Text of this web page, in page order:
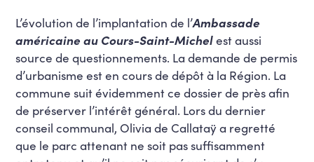
L’évolution de l’implantation de l’Ambassade
américaine au Cours-Saint-Michelest aussi
source de questionnements. La demande de permis
d’urbanisme est en cours de dépôt à la Région. La
commune suit évidemment ce dossier de près afin
de préserver l’intérêt général. Lors du dernier
conseil communal, Olivia de Callataÿ a regretté
que le parc attenant ne soit pas suffisamment